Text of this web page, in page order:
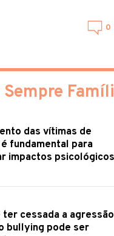
Sempre Família
fundamental para
impactos psicológicos
bullying pode ser